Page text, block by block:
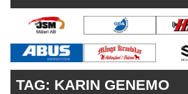
KONTAKT
VÅRA ANDRA MAGASIN
PRENUMERERA
ANNONSERA
TAG: KARIN GENEMO